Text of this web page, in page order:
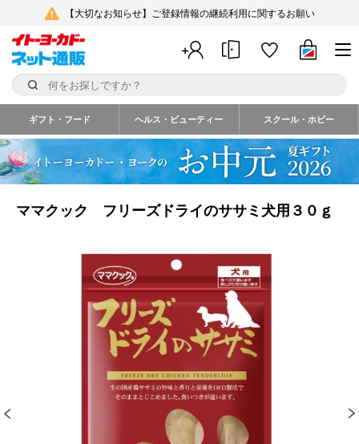
【大切なお知らせ】ご登録情報の継続利用に関するお願い
ギフト・フード ヘルス・ビューティー スクール・ホビー
ママクック フリーズドライのササミ犬用３０ｇ